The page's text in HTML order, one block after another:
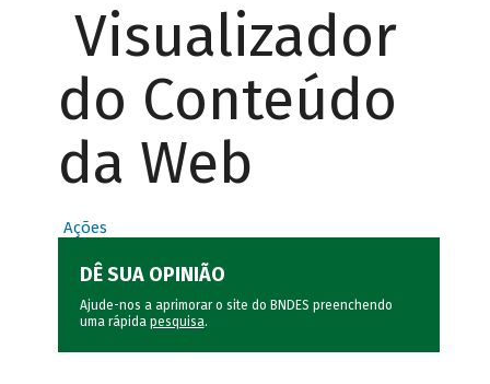
Visualizador
do Conteúdo
da Web
Ações
DÊ SUA OPINIÃO
Ajude-nos a aprimorar o site do BNDES preenchendo
uma rápida pesquisa.